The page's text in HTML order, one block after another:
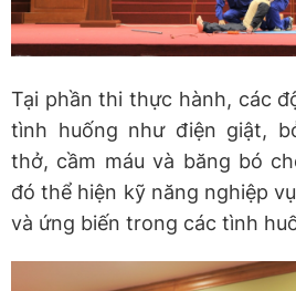
Tại phần thi thực hành, các
tình huống như điện giật,
thở, cầm máu và băng bó
đó thể hiện kỹ năng nghiệp
và ứng biến trong các tình